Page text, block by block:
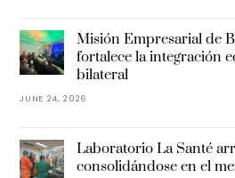
Misión Empresarial de
fortalece la integración
bilateral
JUNE 24, 2026
Laboratorio La Santé
consolidándose en el